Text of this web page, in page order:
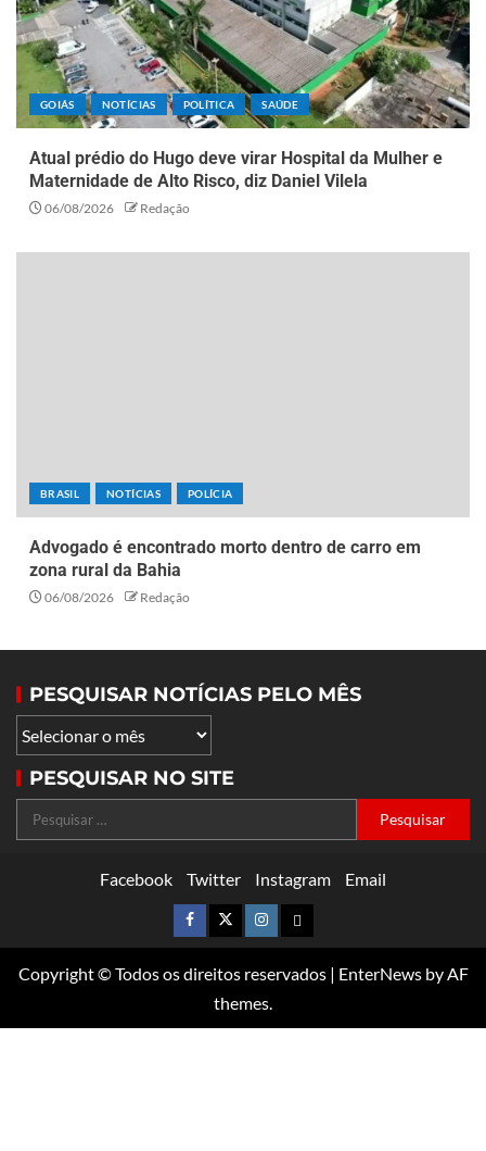
GOIÁS NOTÍCIAS POLÍTICA SAÚDE
Atual prédio do Hugo deve virar Hospital da Mulher e
Maternidade de Alto Risco, diz Daniel Vilela
06/08/2026 Redação
BRASIL NOTÍCIAS POLÍCIA
Advogado é encontrado morto dentro de carro em
zona rural da Bahia
06/08/2026 Redação
PESQUISAR NOTÍCIAS PELO MÊS
PESQUISAR NO SITE
Facebook Twitter Instagram Email
Copyright © Todos os direitos reservados | EnterNewsby AF
themes.